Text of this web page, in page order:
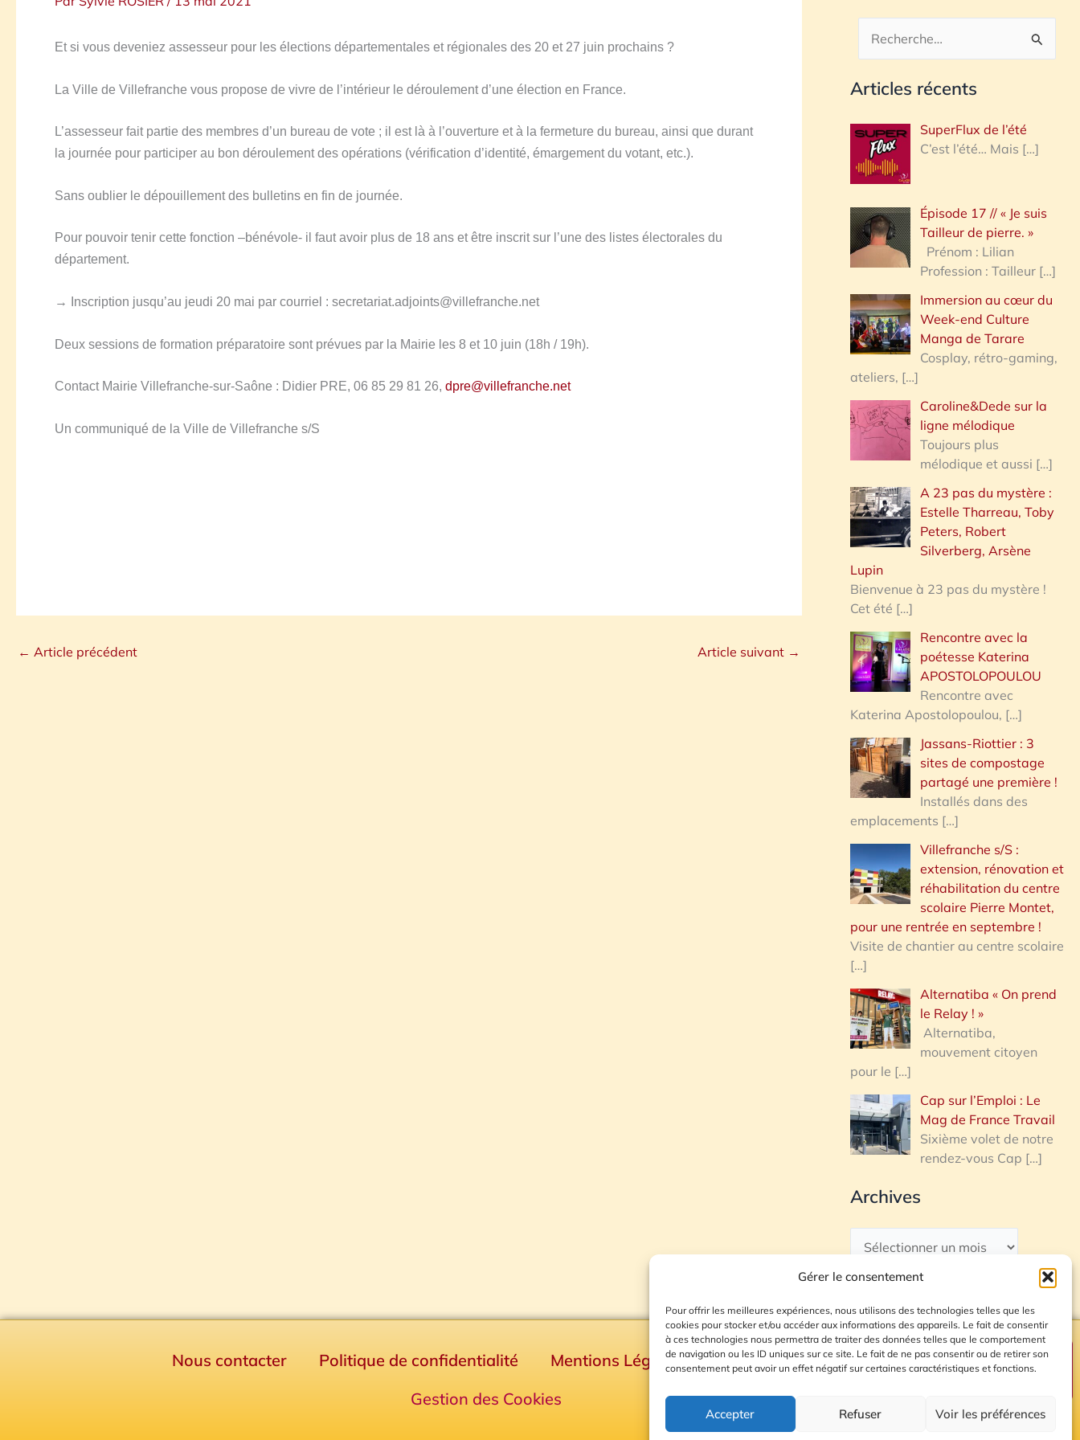
Gérer le consentement
Pour offrir les meilleures expériences, nous utilisons des technologies telles que les
cookies pour stocker et/ou accéder aux informations des appareils. Le fait de consentir
à ces technologies nous permettra de traiter des données telles que le comportement
de navigation ou les ID uniques sur ce site. Le fait de ne pas consentir ou de retirer son
consentement peut avoir un effet négatif sur certaines caractéristiques et fonctions.
Accepter Refuser Voir les préférences
Et si vous deveniez assesseur pour les élections départementales et régionales des 20 et 27 juin prochains ?
La Ville de Villefranche vous propose de vivre de l’intérieur le déroulement d’une élection en France.
L’assesseur fait partie des membres d’un bureau de vote ; il est là à l’ouverture et à la fermeture du bureau, ainsi que durant
la journée pour participer au bon déroulement des opérations (vérification d’identité, émargement du votant, etc.).
Sans oublier le dépouillement des bulletins en fin de journée.
Pour pouvoir tenir cette fonction –bénévole- il faut avoir plus de 18 ans et être inscrit sur l’une des listes électorales du
département.
→ Inscription jusqu’au jeudi 20 mai par courriel : secretariat.adjoints@villefranche.net
Deux sessions de formation préparatoire sont prévues par la Mairie les 8 et 10 juin (18h / 19h).
Contact Mairie Villefranche-sur-Saône : Didier PRE, 06 85 29 81 26, dpre@villefranche.net
Un communiqué de la Ville de Villefranche s/S
← Article précédent Article suivant →
c
h
r
h
e
:
Articles récents
SuperFlux de l’été
C’est l’été… Mais […]
Épisode 17 // « Je suis
Tailleur de pierre. »
Prénom : Lilian
Profession : Tailleur […]
Immersion au cœur du
Week-end Culture
Manga de Tarare
Cosplay, rétro-gaming,
ateliers, […]
Caroline&Dede sur la
ligne mélodique
Toujours plus
mélodique et aussi […]
A 23 pas du mystère :
Estelle Tharreau, Toby
Peters, Robert
Silverberg, Arsène
Lupin
Bienvenue à 23 pas du mystère !
Cet été […]
Rencontre avec la
poétesse Katerina
APOSTOLOPOULOU
Rencontre avec
Katerina Apostolopoulou, […]
Jassans-Riottier : 3
sites de compostage
partagé une première !
Installés dans des
emplacements […]
Villefranche s/S :
extension, rénovation et
réhabilitation du centre
scolaire Pierre Montet,
pour une rentrée en septembre !
Visite de chantier au centre scolaire
[…]
Alternatiba « On prend
le Relay ! »
Alternatiba,
mouvement citoyen
pour le […]
Cap sur l’Emploi : Le
Mag de France Travail
Sixième volet de notre
rendez-vous Cap […]
Archives
Nous contacter Politique de confidentialité Mentions Légales
Plan du site
Gestion des Cookies